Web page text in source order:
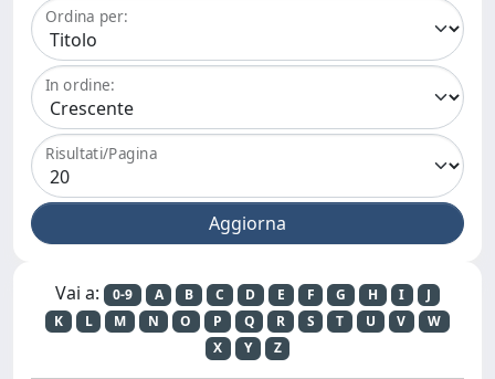
Ordina per:
In ordine:
Risultati/Pagina
Vai a: 0-9 A B C D E F G H I
J
K
L M N O P Q R S T U V
W
X
Y Z